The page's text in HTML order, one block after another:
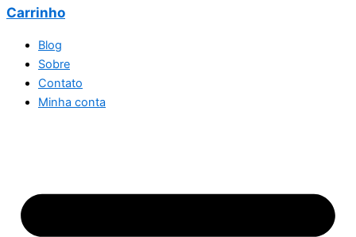
Carrinho
Blog
Sobre
Contato
Minha conta